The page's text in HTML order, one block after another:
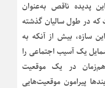
پدیده ناقص به‌عنوان
که در طول سالیان گذشته
سازه، بیش از آنکه به
یک آسیب اجتماعی را
در یک موقعیت
پیرامون موقعیت‌هایی